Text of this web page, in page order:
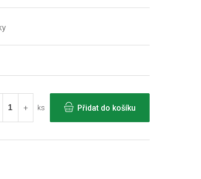
ks Přidat do košíku